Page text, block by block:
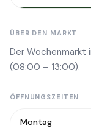
ÜBER DEN MARKT
Der
(08:00 – 13:00).
ÖFFNUNGSZEITEN
Montag